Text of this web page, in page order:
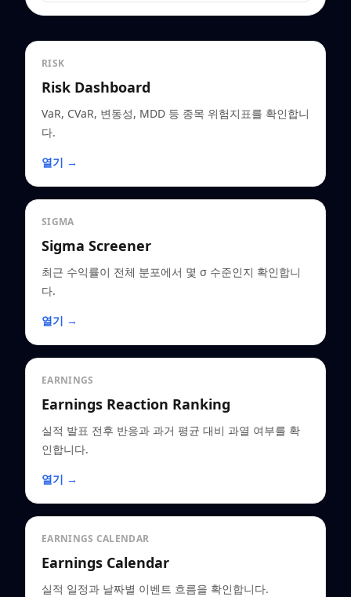
RISK
Risk Dashboard
VaR, CVaR, 변동성, MDD 등 종목 위험지표를 확인합니
다.
열기 →
SIGMA
Sigma Screener
최근 수익률이 전체 분포에서 몇 σ 수준인지 확인합니
다.
열기 →
EARNINGS
Earnings Reaction Ranking
실적 발표 전후 반응과 과거 평균 대비 과열 여부를 확
인합니다.
열기 →
EARNINGS CALENDAR
Earnings Calendar
실적 일정과 날짜별 이벤트 흐름을 확인합니다.